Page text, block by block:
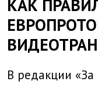
КАК
В редакции